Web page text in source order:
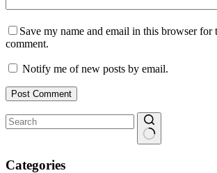
Save my name and email in this browser for
comment.
Notify me of new posts by email.
Post Comment
results
Categories